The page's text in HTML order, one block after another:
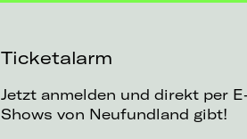
Ticketalarm
Jetzt anmelden und direkt per
Shows von Neufundland gibt!